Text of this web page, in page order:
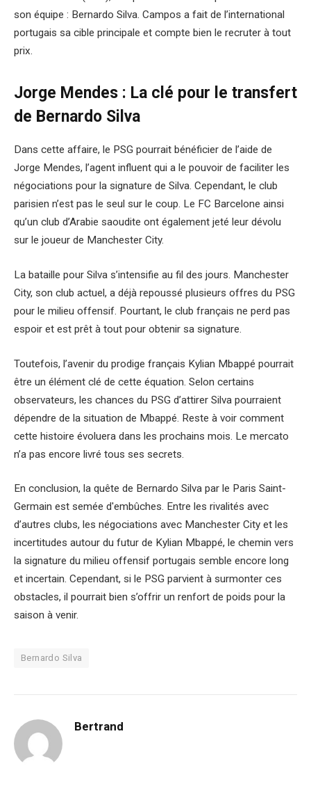
son équipe : Bernardo Silva. Campos a fait de l’international
portugais sa cible principale et compte bien le recruter à tout
prix.
Jorge Mendes : La clé pour le transfert
de Bernardo Silva
Dans cette affaire, le PSG pourrait bénéficier de l’aide de
Jorge Mendes, l’agent influent qui a le pouvoir de faciliter les
négociations pour la signature de Silva. Cependant, le club
parisien n’est pas le seul sur le coup. Le FC Barcelone ainsi
qu’un club d’Arabie saoudite ont également jeté leur dévolu
sur le joueur de Manchester City.
La bataille pour Silva s’intensifie au fil des jours. Manchester
City, son club actuel, a déjà repoussé plusieurs offres du PSG
pour le milieu offensif. Pourtant, le club français ne perd pas
espoir et est prêt à tout pour obtenir sa signature.
Toutefois, l’avenir du prodige français Kylian Mbappé pourrait
être un élément clé de cette équation. Selon certains
observateurs, les chances du PSG d’attirer Silva pourraient
dépendre de la situation de Mbappé. Reste à voir comment
cette histoire évoluera dans les prochains mois. Le mercato
n’a pas encore livré tous ses secrets.
En conclusion, la quête de Bernardo Silva par le Paris Saint-
Germain est semée d'embûches. Entre les rivalités avec
d’autres clubs, les négociations avec Manchester City et les
incertitudes autour du futur de Kylian Mbappé, le chemin vers
la signature du milieu offensif portugais semble encore long
et incertain. Cependant, si le PSG parvient à surmonter ces
obstacles, il pourrait bien s’offrir un renfort de poids pour la
saison à venir.
Bernardo Silva
Bertrand